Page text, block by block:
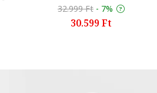
32.999 Ft - 7%
30.599 Ft